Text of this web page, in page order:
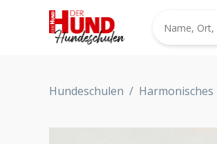
Hundeschulen /